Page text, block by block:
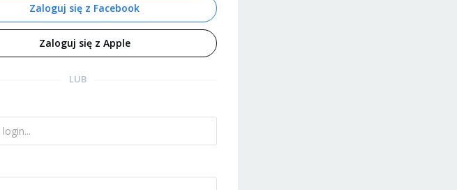
Zaloguj się z Facebook
Zaloguj się z Apple
LUB